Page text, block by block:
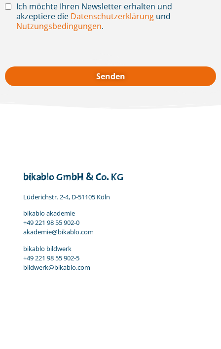
Ich möchte Ihren Newsletter erhalten und
akzeptiere die Datenschutzerklärung und
Nutzungsbedingungen.
bikablo GmbH & Co. KG
Lüderichstr. 2-4, D-51105 Köln
bikablo akademie
+49 221 98 55 902-0
akademie@bikablo.com
bikablo bildwerk
+49 221 98 55 902-5
bildwerk@bikablo.com